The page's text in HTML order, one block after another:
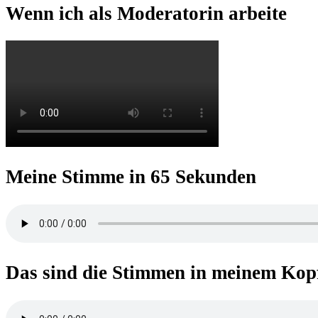
Wenn ich als Moderatorin arbeite
Meine Stimme in 65 Sekunden
Das sind die Stimmen in meinem